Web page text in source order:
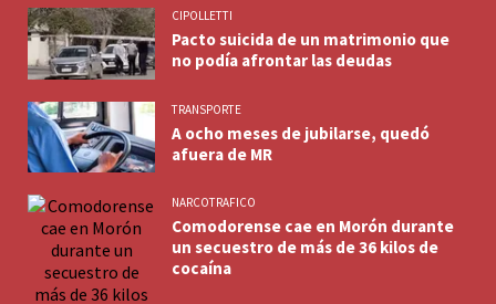
CIPOLLETTI
Pacto suicida de un matrimonio que
no podía afrontar las deudas
TRANSPORTE
A ocho meses de jubilarse, quedó
afuera de MR
NARCOTRAFICO
Comodorense cae en Morón durante
un secuestro de más de 36 kilos de
cocaína